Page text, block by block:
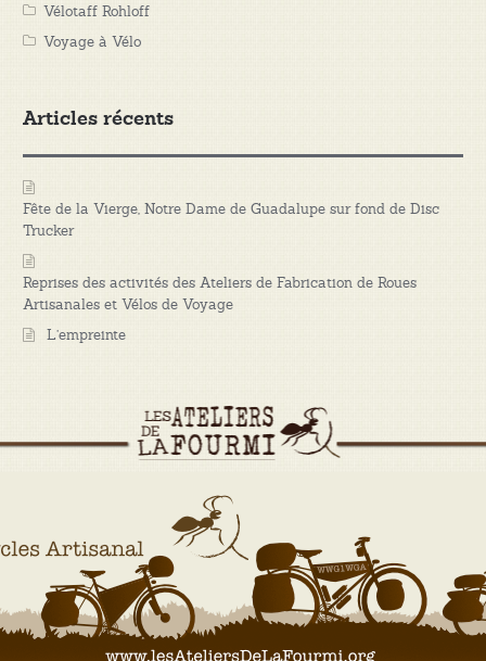
Vélotaff Rohloff
Voyage à Vélo
Articles récents
Fête de la Vierge, Notre Dame de Guadalupe sur fond de Disc
Trucker
Reprises des activités des Ateliers de Fabrication de Roues
Artisanales et Vélos de Voyage
L’empreinte